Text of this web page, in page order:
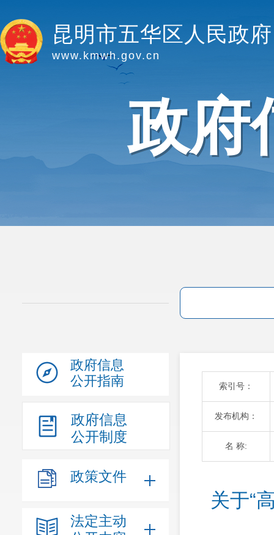
昆明市五华区人民政府
www.kmwh.gov.cn
政府
政府信息
公开指南
政府信息
公开制度
政策文件
法定主动
索引号：
发布机构：
名 称:
关于“